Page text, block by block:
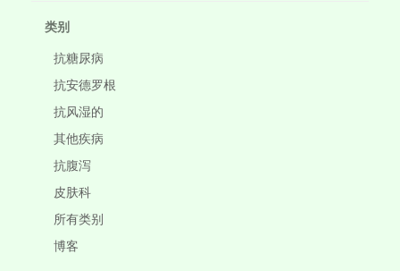
类别
抗糖尿病
抗安德罗根
抗风湿的
其他疾病
抗腹泻
皮肤科
所有类别
博客